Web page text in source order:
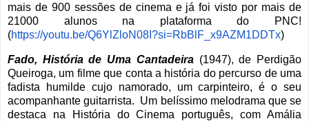
mais de 900 sessões de cinema e já foi visto por mais de
21000 alunos na plataforma do PNC!
(https://youtu.be/Q6YlZloN08I?si=RbBlF_x9AZM1DDTx)
Fado, História de Uma Cantadeira(1947), de Perdigão
Queiroga, um filme que conta a história do percurso de uma
fadista humilde cujo namorado, um carpinteiro, é o seu
acompanhante guitarrista. Um belíssimo melodrama que se
destaca na História do Cinema português, com Amália